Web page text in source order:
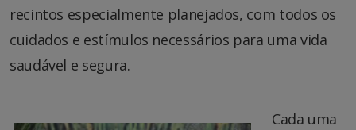
recintos especialmente planejados, com todos os
cuidados e estímulos necessários para uma vida
saudável e segura.
Cada uma